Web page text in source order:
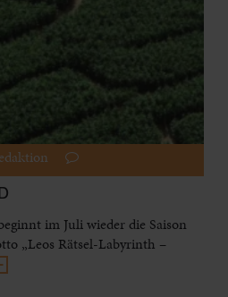
im Juli wieder die Saison
„Leos Rätsel-Labyrinth –